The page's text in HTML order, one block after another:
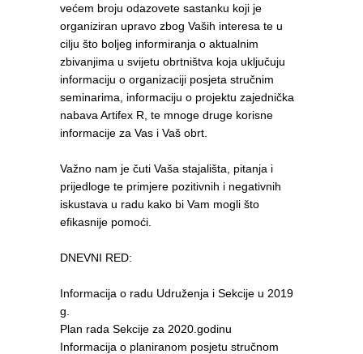
većem broju odazovete sastanku koji je
organiziran upravo zbog Vaših interesa te u
cilju što boljeg informiranja o aktualnim
zbivanjima u svijetu obrtništva koja uključuju
informaciju o organizaciji posjeta stručnim
seminarima, informaciju o projektu zajednička
nabava Artifex R, te mnoge druge korisne
informacije za Vas i Vaš obrt.
Važno nam je čuti Vaša stajališta, pitanja i
prijedloge te primjere pozitivnih i negativnih
iskustava u radu kako bi Vam mogli što
efikasnije pomoći.
DNEVNI RED:
Informacija o radu Udruženja i Sekcije u 2019
g.
Plan rada Sekcije za 2020.godinu
Informacija o planiranom posjetu stručnom